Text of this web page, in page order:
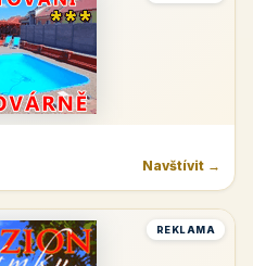
Navštívit →
REKLAMA